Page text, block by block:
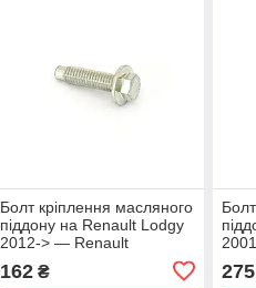
Болт кріплення масляного
піддону на Renault Lodgy
2012-> — Renault
(Оригінал) - 7703002661
162₴
-
275